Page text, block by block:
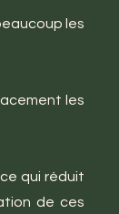
les
les
qui réduit
de ces